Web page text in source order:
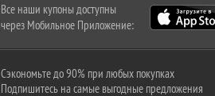
Все наши купоны доступны
через Мобильное Приложение:
Сэкономьте до 90% при любых покупках
Подпишитесь на самые выгодные предложения